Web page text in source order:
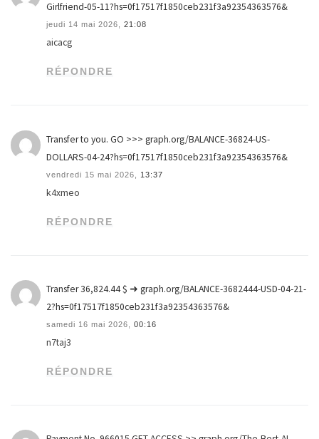
Girlfriend-05-11?hs=0f17517f1850ceb231f3a92354363576&
jeudi 14 mai 2026, 21:08
aicacg
RÉPONDRE
Transfer to you. GO >>> graph.org/BALANCE-36824-US-
DOLLARS-04-24?hs=0f17517f1850ceb231f3a92354363576&
vendredi 15 mai 2026, 13:37
k4xmeo
RÉPONDRE
Transfer 36,824.44 $ ➜ graph.org/BALANCE-3682444-USD-04-21-
2?hs=0f17517f1850ceb231f3a92354363576&
samedi 16 mai 2026, 00:16
n7taj3
RÉPONDRE